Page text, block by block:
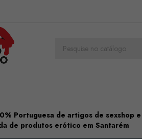
Portuguesa de artigos de sexshop e
de produtos erótico em Santarém